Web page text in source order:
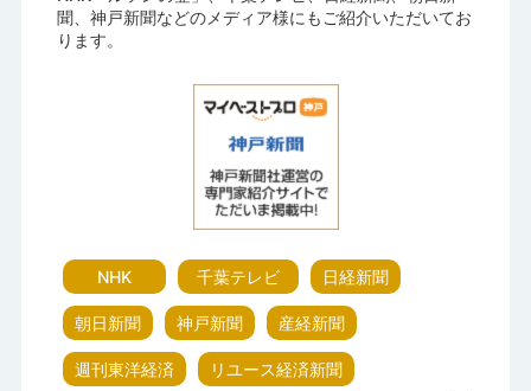
聞、神戸新聞などのメディア様にもご紹介いただいてお
ります。
NHK 千葉テレビ 日経新聞
朝日新聞 神戸新聞 産経新聞
週刊東洋経済
リユース経済新聞